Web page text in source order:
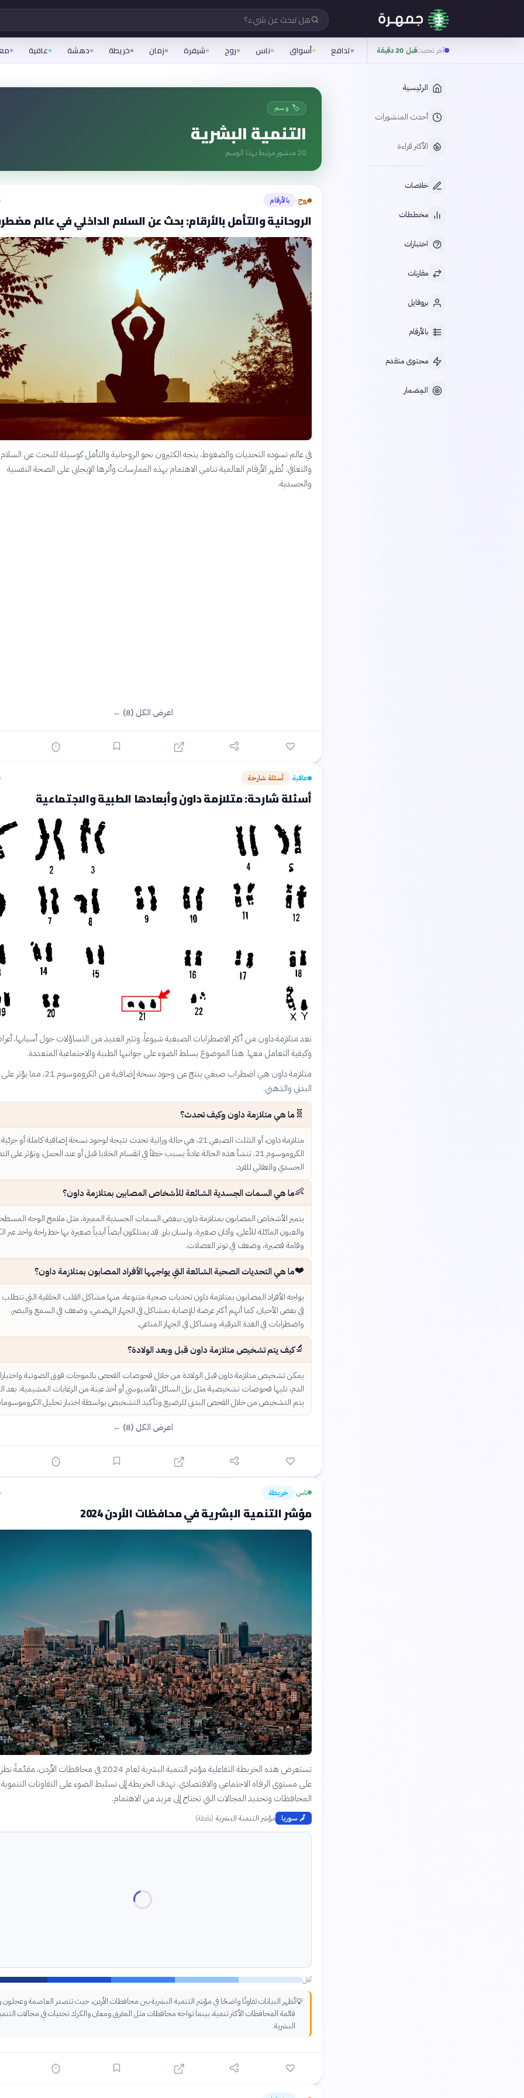
هل تبحث عن شيء؟
آخر تحديثقبل 20 دقيقة تدافع أسواق ناس روح شيفرة زمان خريطة دهشة عافية
الرئيسية
أحدث المنشورات
الأكثر قراءة
خلاصات
مخططات
اختبارات
مقارنات
بروفايل
بالأرقام
محتوى متقدم
المِضمار
🏷️ وسم
التنمية البشرية
20 منشور مرتبط بهذا الوسم
روح› بالأرقام
الروحانية والتأمل بالأرقام: بحث عن السلام الداخلي في عالم
في عالم تسوده التحديات والضغوط، يتجه الكثيرون نحو الروحانية والتأمل كوسيلة للبحث عن
والتعافي. تُظهر الأرقام العالمية تنامي الاهتمام بهذه الممارسات وأثرها الإيجابي على الصحة النفسية
والجسدية.
اعرض الكل (8) ←
عافية› أسئلة شارحة
أسئلة شارحة: متلازمة داون وأبعادها الطبية والاجتماعية
تعد متلازمة داون من أكثر الاضطرابات الصبغية شيوعاً، وتثير العديد من التساؤلات حول أسبابها،
وكيفية التعامل معها. هذا الموضوع يسلط الضوء على جوانبها الطبية والاجتماعية المتعددة.
متلازمة داون هي اضطراب صبغي ينتج عن وجود نسخة إضافية من
البدني والذهني.
🧬 ما هي متلازمة داون وكيف تحدث؟
متلازمة داون، أو التثلث الصبغي 21، هي حالة وراثية تحدث نتيجة لوجود نسخة إضافية كاملة أو
الكروموسوم 21. تنشأ هذه الحالة عادةً بسبب خطأ في انقسام الخلايا قبل أو عند الحمل، وتؤثر على
الجسدي والعقلي للفرد.
👶ما هي السمات الجسدية الشائعة للأشخاص المصابين بمتلازمة داون؟
يتميز الأشخاص المصابون بمتلازمة داون ببعض السمات الجسدية المميزة، مثل ملامح الوجه
والعيون المائلة للأعلى، وآذان صغيرة، ولسان بارز. قد يمتلكون أيضاً أيدياً صغيرة بها خط راحة واحد عبر
وقامة قصيرة، وضعف في توتر العضلات.
❤️ما هي التحديات الصحية الشائعة التي يواجهها الأفراد المصابون بمتلازمة داون؟
يواجه الأفراد المصابون بمتلازمة داون تحديات صحية متنوعة، منها مشاكل القلب الخلقية التي
في بعض الأحيان. كما أنهم أكثر عرضة للإصابة بمشاكل في الجهاز الهضمي، وضعف في السمع والبصر،
واضطرابات في الغدة الدرقية، ومشاكل في الجهاز المناعي.
🔬كيف يتم تشخيص متلازمة داون قبل وبعد الولادة؟
يمكن تشخيص متلازمة داون قبل الولادة من خلال فحوصات الفحص بالموجات فوق الصوتية
الدم، تليها فحوصات تشخيصية مثل بزل السائل الأمنيوسي أو أخذ عينة من الزغابات المشيمية. بعد
يتم التشخيص من خلال الفحص البدني للرضيع وتأكيد التشخيص بواسطة اختبار تحليل
اعرض الكل (8) ←
ناس› خريطة
مؤشر التنمية البشرية في محافظات الأردن 2024
تستعرض هذه الخريطة التفاعلية مؤشر التنمية البشرية لعام 2024 في محافظات
على مستوى الرفاه الاجتماعي والاقتصادي. تهدف الخريطة إلى تسليط الضوء على التفاوتات
المحافظات وتحديد المجالات التي تحتاج إلى مزيد من الاهتمام.
🗾 سوريا مؤشر التنمية البشرية (نقطة)
أقل
💡تُظهر البيانات تفاوتًا واضحًا في مؤشر التنمية البشرية بين محافظات الأردن، حيث تتصدر العاصمة وعجلون
قائمة المحافظات الأكثر تنمية، بينما تواجه محافظات مثل المفرق ومعان والكرك تحديات في مجالات
البشرية.